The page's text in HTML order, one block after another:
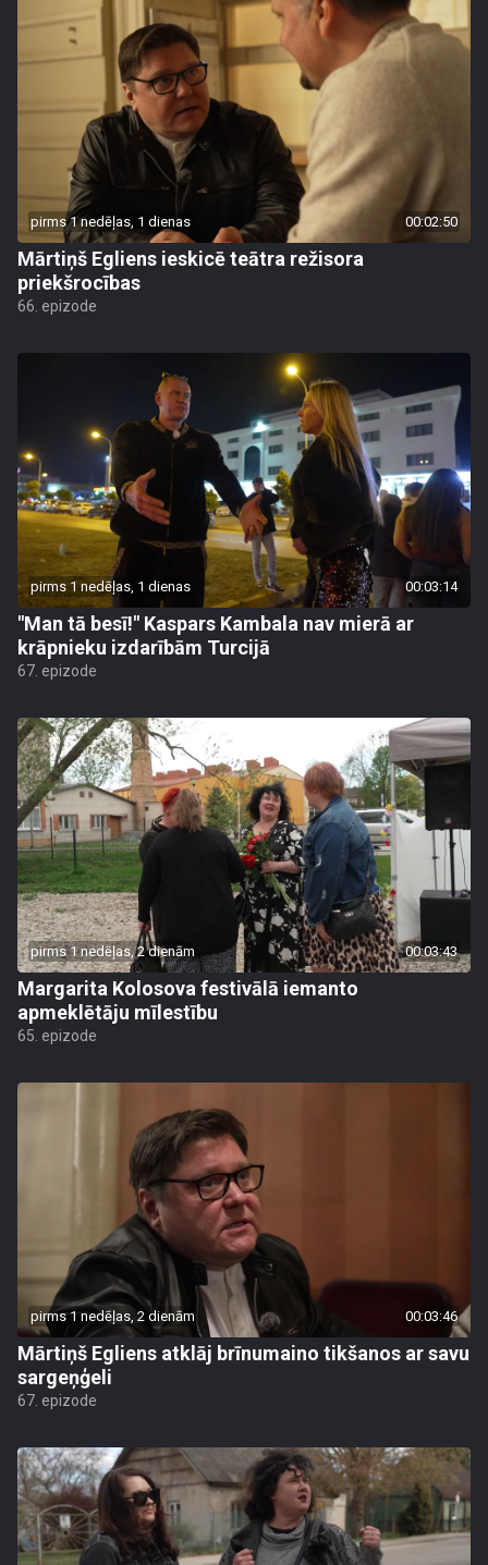
pirms 1 nedēļas, 1 dienas 00:02:50
Mārtiņš Egliens ieskicē teātra režisora
priekšrocības
66. epizode
pirms 1 nedēļas, 1 dienas 00:03:14
"Man tā besī!" Kaspars Kambala nav mierā ar
krāpnieku izdarībām Turcijā
67. epizode
pirms 1 nedēļas, 2 dienām 00:03:43
Margarita Kolosova festivālā iemanto
apmeklētāju mīlestību
65. epizode
pirms 1 nedēļas, 2 dienām 00:03:46
Mārtiņš Egliens atklāj brīnumaino tikšanos ar savu
sargeņģeli
67. epizode